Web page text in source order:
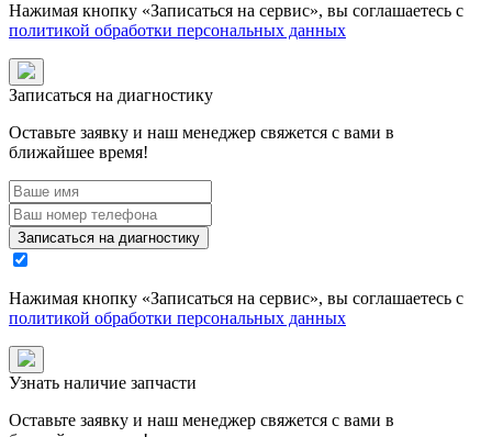
Нажимая кнопку «Записаться на сервис», вы соглашаетесь с
политикой обработки персональных данных
Записаться на диагностику
Оставьте заявку и наш менеджер свяжется с вами в
ближайшее время!
Записаться на диагностику
Нажимая кнопку «Записаться на сервис», вы соглашаетесь с
политикой обработки персональных данных
Узнать наличие запчасти
Оставьте заявку и наш менеджер свяжется с вами в